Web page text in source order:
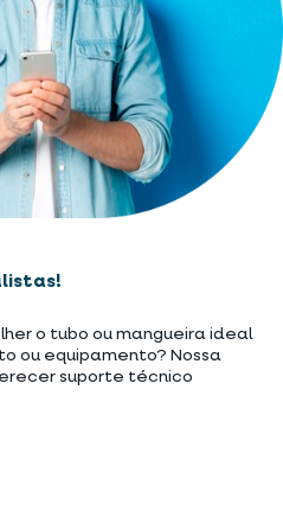
o tubo ou mangueira ideal
ou equipamento? Nossa
suporte técnico